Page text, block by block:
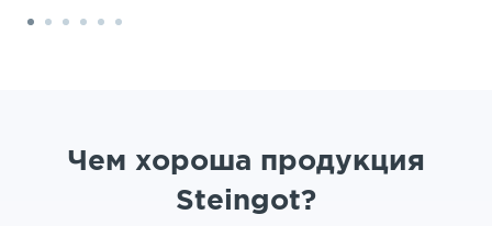
Чем хороша продукция
Steingot?